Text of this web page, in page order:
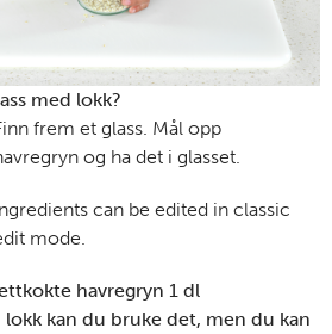
frem et glass. Mål opp
og ha det i glasset.
can be edited in classic
mode.
havregryn 1 dl
med lokk?
lokk kan du bruke det, men du kan